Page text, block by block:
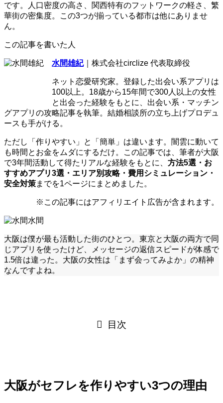
です。人口密度の高さ、関西特有のフットワークの軽さ、繁
華街の密集度。この3つが揃っている都市は他にありませ
ん。
この記事を書いた人
水間雄紀｜株式会社circlize 代表取締役
ネット恋愛研究家。登録した出会い系アプリは
100以上。18歳から15年間で300人以上の女性
と出会った経験をもとに、出会い系・マッチン
グアプリの攻略記事を執筆。結婚相談所の立ち上げプロデュ
ースも手がける。
ただし「作りやすい」と「簡単」は違います。闇雲に動いて
も時間とお金をムダにするだけ。この記事では、筆者が大阪
で3年間活動して得たリアルな経験をもとに、 方法5選・お
すすめアプリ3選・エリア別攻略・費用シミュレーション・
安全対策までを1ページにまとめました。
※この記事にはアフィリエイト広告が含まれます。
水間
大阪は僕が最も活動した街のひとつ。東京と大阪の両方で同
じアプリを使ったけど、メッセージの返信スピードが体感で
1.5倍は違った。大阪の女性は「まず会ってみよか」の精神
なんですよね。
目次
大阪がセフレを作りやすい3つの理由